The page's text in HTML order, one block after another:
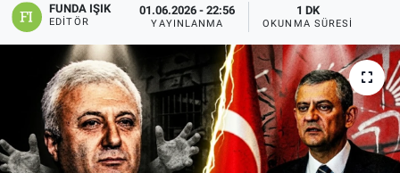
FUNDA IŞIK
EDITÖR
01.06.2026 - 22:56
YAYINLANMA
1 DK
OKUNMA SÜRESI
MANŞET
RESMİ İLANLAR
İLAN
Bize ulaşın